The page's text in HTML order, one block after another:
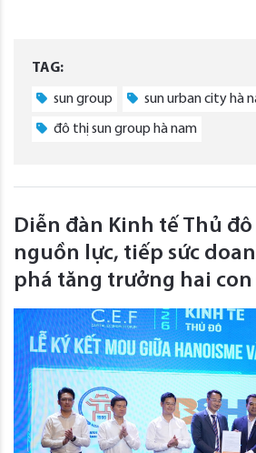
TAG:
sun group sun urban city hà
đô thị sun group hà nam
Diễn đàn Kinh tế Thủ đô
nguồn lực, tiếp sức
phá tăng trưởng hai con